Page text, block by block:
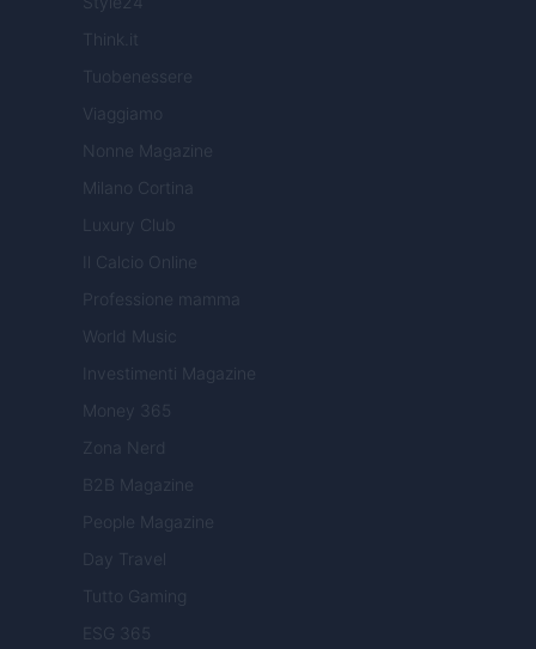
Think.it
Tuobenessere
Viaggiamo
Nonne Magazine
Milano Cortina
Luxury Club
Il Calcio Online
Professione mamma
World Music
Investimenti Magazine
Money 365
Zona Nerd
B2B Magazine
People Magazine
Day Travel
Tutto Gaming
ESG 365